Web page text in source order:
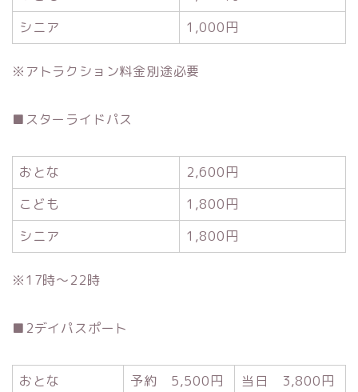
シニア
1,000円
※アトラクション料金別途必要
■スターライドパス
おとな
2,600円
こども
1,800円
シニア
1,800円
※17時～22時
■2デイパスポート
おとな 予約 5,500円
当日 3,800円